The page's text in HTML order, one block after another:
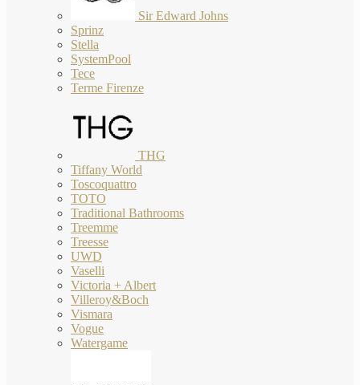
Sir Edward Johns
Sprinz
Stella
SystemPool
Tece
Terme Firenze
THG
Tiffany World
Toscoquattro
TOTO
Traditional Bathrooms
Treemme
Treesse
UWD
Vaselli
Victoria + Albert
Villeroy&Boch
Vismara
Vogue
Watergame